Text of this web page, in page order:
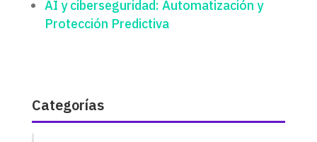
AI y ciberseguridad: Automatización y
Protección Predictiva
Categorías